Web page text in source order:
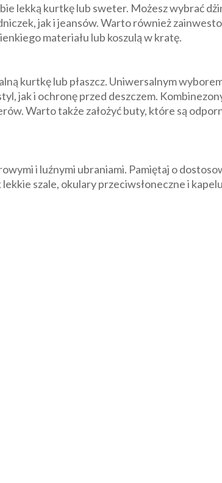
lekką kurtkę lub sweter. Możesz wybrać
jak i jeansów. Warto również
materiału lub koszulą w kratę.
kurtkę lub płaszcz. Uniwersalnym
jak i ochronę przed deszczem.
Warto także założyć buty, które są
i luźnymi ubraniami. Pamiętaj o
szale, okulary przeciwsłoneczne i